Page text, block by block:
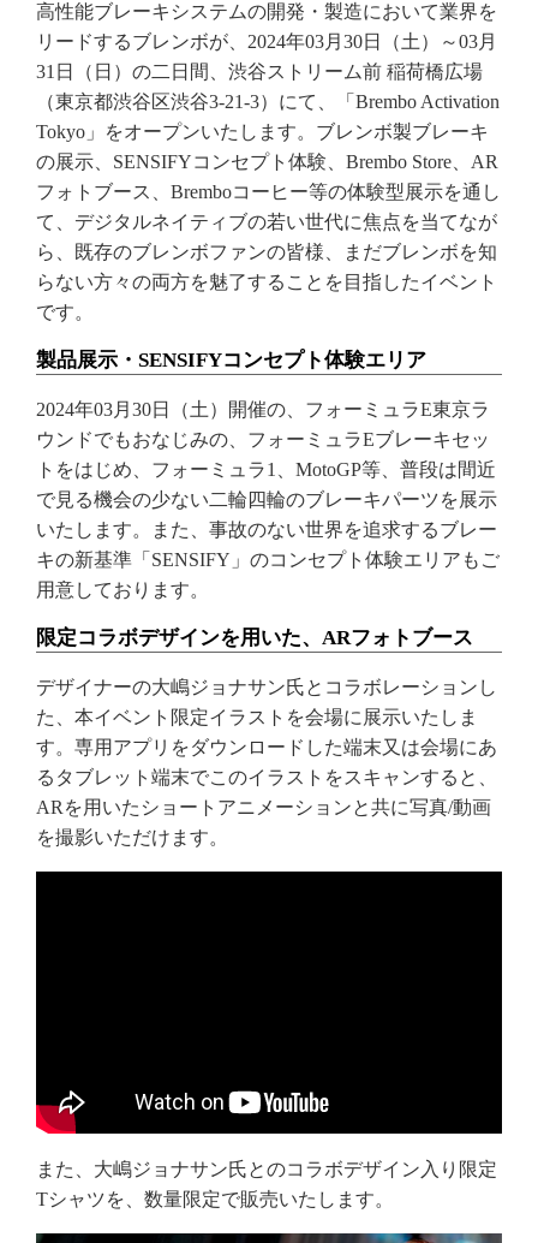
高性能ブレーキシステムの開発・製造において業界を
リードするブレンボが、2024年03月30日（土）～03月
31日（日）の二日間、渋谷ストリーム前 稲荷橋広場
（東京都渋谷区渋谷3-21-3）にて、「Brembo Activation
Tokyo」をオープンいたします。ブレンボ製ブレーキ
の展示、SENSIFYコンセプト体験、Brembo Store、AR
フォトブース、Bremboコーヒー等の体験型展示を通し
て、デジタルネイティブの若い世代に焦点を当てなが
ら、既存のブレンボファンの皆様、まだブレンボを知
らない方々の両方を魅了することを目指したイベント
です。
製品展示・SENSIFYコンセプト体験エリア
2024年03月30日（土）開催の、フォーミュラE東京ラ
ウンドでもおなじみの、フォーミュラEブレーキセッ
トをはじめ、フォーミュラ1、MotoGP等、普段は間近
で見る機会の少ない二輪四輪のブレーキパーツを展示
いたします。また、事故のない世界を追求するブレー
キの新基準「SENSIFY」のコンセプト体験エリアもご
用意しております。
限定コラボデザインを用いた、ARフォトブース
デザイナーの大嶋ジョナサン氏とコラボレーションし
た、本イベント限定イラストを会場に展示いたしま
す。専用アプリをダウンロードした端末又は会場にあ
るタブレット端末でこのイラストをスキャンすると、
ARを用いたショートアニメーションと共に写真/動画
を撮影いただけます。
また、大嶋ジョナサン氏とのコラボデザイン入り限定
Tシャツを、数量限定で販売いたします。